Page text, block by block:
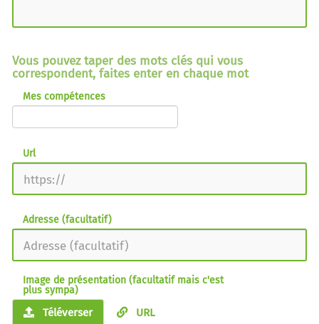
Vous pouvez taper des mots clés qui vous
correspondent, faites enter en chaque mot
Mes compétences
Url
Adresse (facultatif)
Image de présentation (facultatif mais c'est
plus sympa)
Téléverser URL